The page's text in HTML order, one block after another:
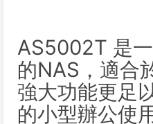
AS5002T 是
的NAS，適合
強大功能更足
的小型辦公使